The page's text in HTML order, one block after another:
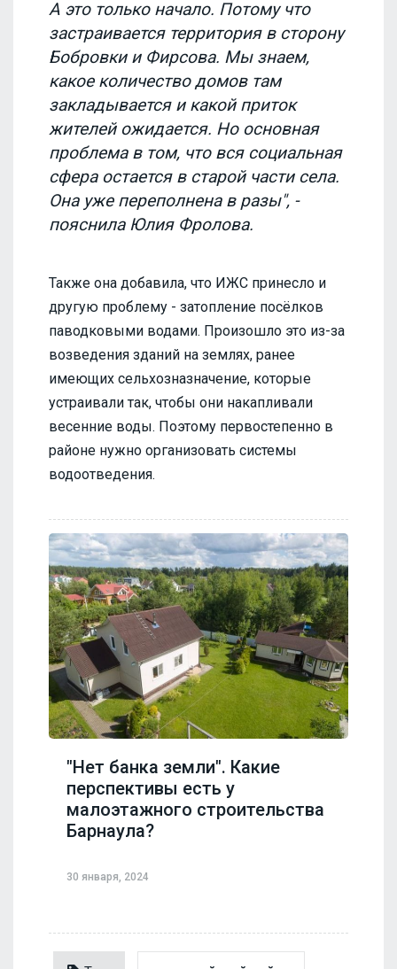
А это только начало. Потому что
застраивается территория в сторону
Бобровки и Фирсова. Мы знаем,
какое количество домов там
закладывается и какой приток
жителей ожидается. Но основная
проблема в том, что вся социальная
сфера остается в старой части села.
Она уже переполнена в разы", -
пояснила Юлия Фролова.
Также она добавила, что ИЖС принесло и
другую проблему - затопление посёлков
паводковыми водами. Произошло это из-за
возведения зданий на землях, ранее
имеющих сельхозназначение, которые
устраивали так, чтобы они накапливали
весенние воды. Поэтому первостепенно в
районе нужно организовать системы
водоотведения.
"Нет банка земли". Какие
перспективы есть у
малоэтажного строительства
Барнаула?
30 января, 2024